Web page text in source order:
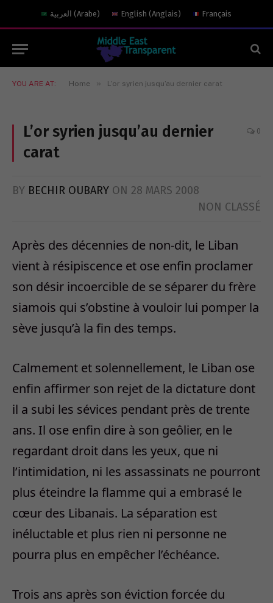
العربية (Arabe) English (Anglais) Français
YOU ARE AT: Home » L’or syrien jusqu’au dernier carat
L’or syrien jusqu’au dernier
carat
0
BY BECHIR OUBARY ON 28 MARS 2008
NON CLASSÉ
Après des décennies de non-dit, le Liban
vient à résipiscence et ose enfin proclamer
son désir incoercible de se séparer du frère
siamois qui s’obstine à vouloir lui pomper la
sève jusqu’à la fin des temps.
Calmement et solennellement, le Liban ose
enfin affirmer son rejet de la dictature dont
il a subi les sévices pendant près de trente
ans. Il ose enfin dire à son geôlier, en le
regardant droit dans les yeux, que ni
l’intimidation, ni les assassinats ne pourront
plus éteindre la flamme qui a embrasé le
cœur des Libanais. La séparation est
inéluctable et plus rien ni personne ne
pourra plus en empêcher l’échéance.
Trois ans après son éviction forcée du